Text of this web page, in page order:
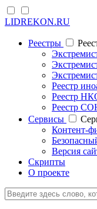
LIDREKON.RU
Реестры
Реестр
Реестр
Реестр
Cервисы
Контент-
Версия
Скрипты
О проекте